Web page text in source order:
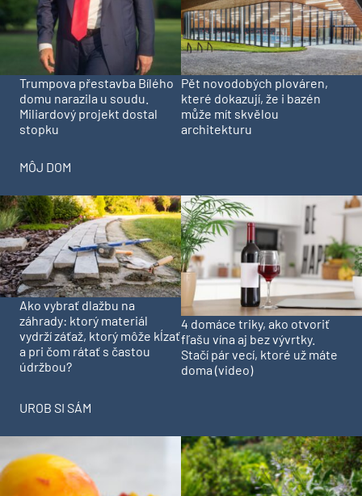
Trumpova přestavba Bílého
domu narazila u soudu.
Miliardový projekt dostal
stopku
Pět novodobých plováren,
které dokazují, že i bazén
může mít skvělou
architekturu
MÔJ DOM
Ako vybrať dlažbu na
záhrady: ktorý materiál
vydrží záťaž, ktorý môže kĺzať
a pri čom rátať s častou
údržbou?
4 domáce triky, ako otvoriť
fľašu vína aj bez vývrtky.
Stačí pár vecí, ktoré už máte
doma (video)
UROB SI SÁM